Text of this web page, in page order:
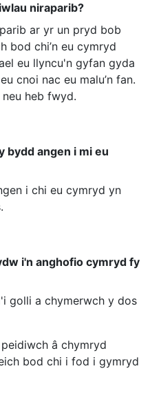
niraparib?
ar yr un pryd bob
bod chi’n eu cymryd
eu llyncu'n gyfan gyda
cnoi nac eu malu’n fan.
heb fwyd.
bydd angen i mi eu
i chi eu cymryd yn
i'n anghofio cymryd fy
golli a chymerwch y dos
â chymryd
bod chi i fod i gymryd